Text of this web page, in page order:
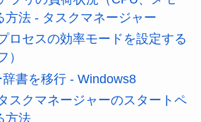
方法 - タスクマネージャー
ロセスの効率モードを設定する
）
書を移行 - Windows8
スクマネージャーのスタートペ
方法